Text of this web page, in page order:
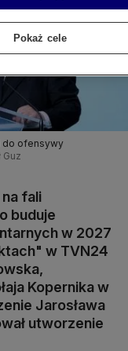
do ofensywy
Guz
fali
buduje
w 2027
w TVN24
Kopernika w
Jarosława
utworzenie
Pokaż cele